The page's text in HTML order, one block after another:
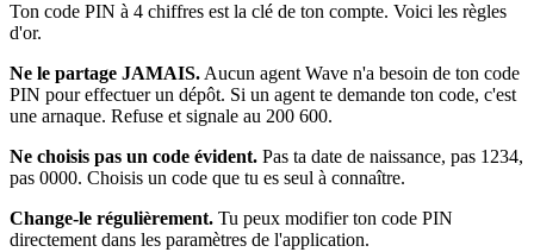
Ton code PIN à 4 chiffres est la clé de ton compte. Voici les règles
d'or.
Ne le partage JAMAIS. Aucun agent Wave n'a besoin de ton code
PIN pour effectuer un dépôt. Si un agent te demande ton code, c'est
une arnaque. Refuse et signale au 200 600.
Ne choisis pas un code évident. Pas ta date de naissance, pas 1234,
pas 0000. Choisis un code que tu es seul à connaître.
Change-le régulièrement. Tu peux modifier ton code PIN
directement dans les paramètres de l'application.